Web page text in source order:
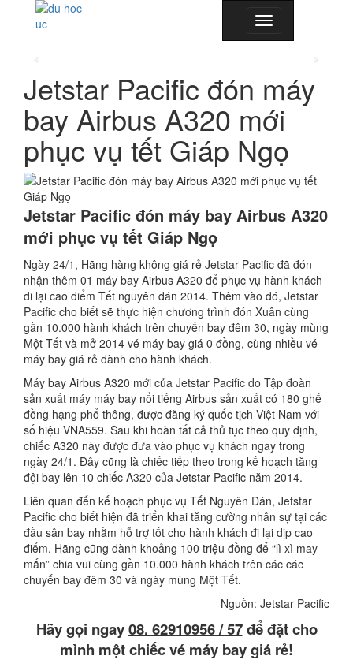
Toggle
navigation
Jetstar Pacific đón máy
bay Airbus A320 mới
phục vụ tết Giáp Ngọ
Jetstar Pacific đón máy bay Airbus A320
mới phục vụ tết Giáp Ngọ
Ngày 24/1, Hãng hàng không giá rẻ Jetstar Pacific đã đón
nhận thêm 01 máy bay Airbus A320 để phục vụ hành khách
đi lại cao điểm Tết nguyên đán 2014. Thêm vào đó, Jetstar
Pacific cho biết sẽ thực hiện chương trình đón Xuân cùng
gần 10.000 hành khách trên chuyến bay đêm 30, ngày mùng
Một Tết và mở 2014 vé máy bay giá 0 đồng, cùng nhiều vé
máy bay giá rẻ dành cho hành khách.
Máy bay Airbus A320 mới của Jetstar Pacific do Tập đoàn
sản xuất máy máy bay nổi tiếng Airbus sản xuất có 180 ghế
đồng hạng phổ thông, được đăng ký quốc tịch Việt Nam với
số hiệu VNA559. Sau khi hoàn tất cả thủ tục theo quy định,
chiếc A320 này được đưa vào phục vụ khách ngay trong
ngày 24/1. Đây cũng là chiếc tiếp theo trong kế hoạch tăng
đội bay lên 10 chiếc A320 của Jetstar Pacific năm 2014.
Liên quan đến kế hoạch phục vụ Tết Nguyên Đán, Jetstar
Pacific cho biết hiện đã triển khai tăng cường nhân sự tại các
đầu sân bay nhằm hỗ trợ tốt cho hành khách đi lại dịp cao
điểm. Hãng cũng dành khoảng 100 triệu đồng để “lì xì may
mắn” chia vui cùng gần 10.000 hành khách trên các các
chuyến bay đêm 30 và ngày mùng Một Tết.
Nguồn: Jetstar Pacific
Hãy gọi ngay08. 62910956 / 57để đặt cho
mình một chiếc vé máy bay giá rẻ!